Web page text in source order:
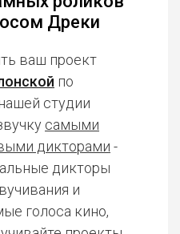
Дреки
ваш проект
по
студии
самыми
дикторами -
дикторы
и
голоса кино,